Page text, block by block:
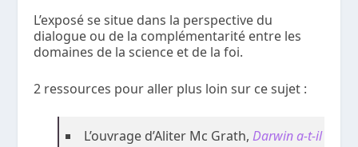
L’exposé se situe dans la perspective du
dialogue ou de la complémentarité entre les
domaines de la science et de la foi.
2 ressources pour aller plus loin sur ce sujet :
L’ouvrage d’Aliter Mc Grath,Darwin a-t-il